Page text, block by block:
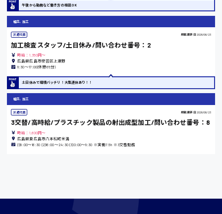
島根県
時給1100円〜
午後から勤務など働き方の相談OK
組立、加工
派遣社員 掲載更新日 2026/06/23
加工検査スタッフ/土日休み/問い合わせ番号：2
時給：1,350円～
広島県広島市安芸区上瀬野
8:30〜17:00(休憩65分)
土日休みで環境バッチリ！大型連休あり！！
組立、加工
派遣社員 掲載更新日 2026/06/23
3交替/高時給/プラスチック製品の射出成型加工/問い合わせ番号：8
時給：1,600円～
広島県東広島市八本松町米満
(1)8:00〜16:30 (2)16:00〜24:30 (3)0:00〜8:30 ※実働7.5h ※3交替勤務